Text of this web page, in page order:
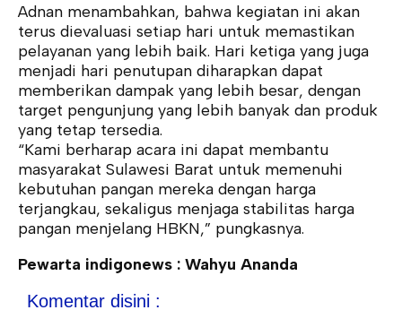
Adnan menambahkan, bahwa kegiatan ini akan
terus dievaluasi setiap hari untuk memastikan
pelayanan yang lebih baik. Hari ketiga yang juga
menjadi hari penutupan diharapkan dapat
memberikan dampak yang lebih besar, dengan
target pengunjung yang lebih banyak dan produk
yang tetap tersedia.
“Kami berharap acara ini dapat membantu
masyarakat Sulawesi Barat untuk memenuhi
kebutuhan pangan mereka dengan harga
terjangkau, sekaligus menjaga stabilitas harga
pangan menjelang HBKN,” pungkasnya.
Pewarta indigonews : Wahyu Ananda
Komentar disini :